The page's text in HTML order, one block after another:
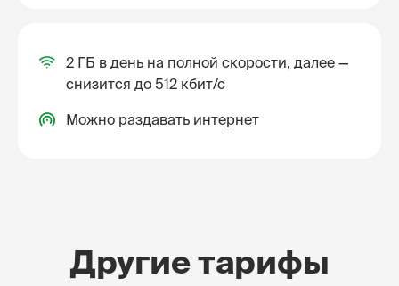
2 ГБ в день на полной скорости, далее —
снизится до 512 кбит/с
Можно раздавать интернет
Другие тарифы